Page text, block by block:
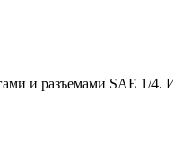
и разъемами SAE 1/4.